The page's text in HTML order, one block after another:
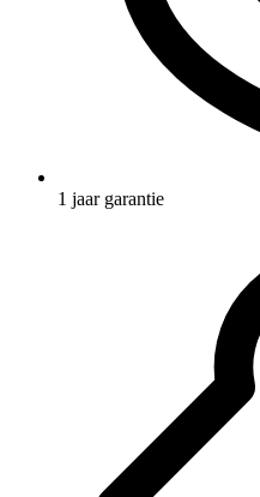
1 jaar garantie